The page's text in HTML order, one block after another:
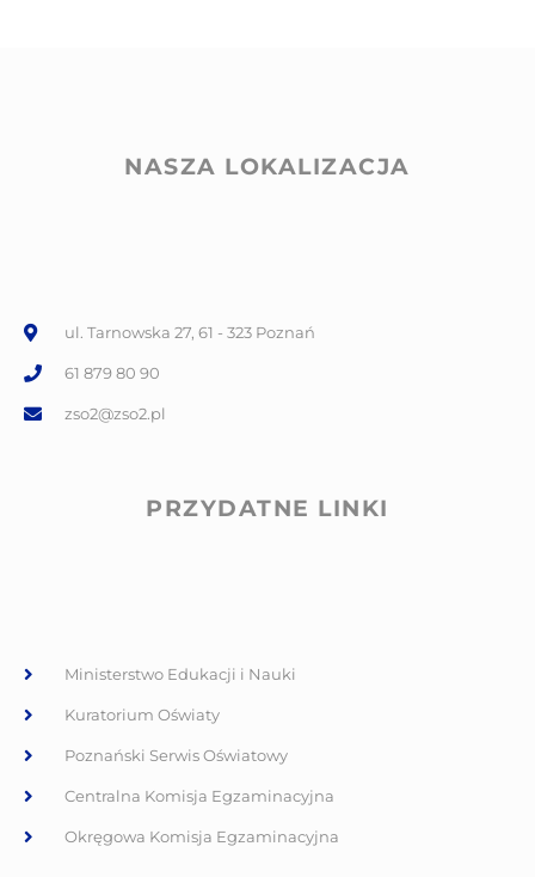
NASZA LOKALIZACJA
ul. Tarnowska 27, 61 - 323 Poznań
61 879 80 90
zso2@zso2.pl
PRZYDATNE LINKI
Ministerstwo Edukacji i Nauki
Kuratorium Oświaty
Poznański Serwis Oświatowy
Centralna Komisja Egzaminacyjna
Okręgowa Komisja Egzaminacyjna